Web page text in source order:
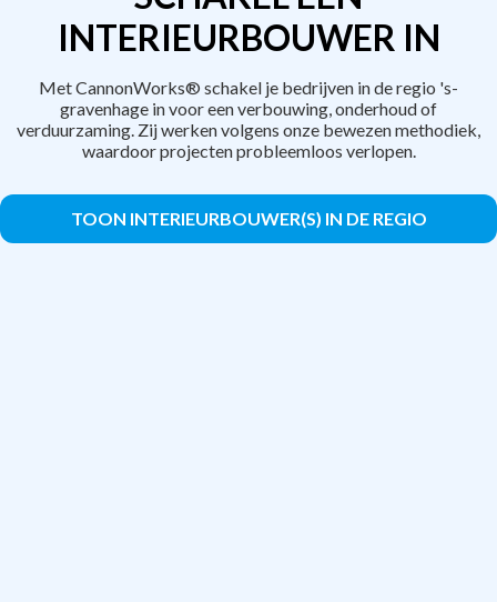
INTERIEURBOUWER IN
Met CannonWorks® schakel je bedrijven in de regio 's-
gravenhage in voor een verbouwing, onderhoud of
verduurzaming. Zij werken volgens onze bewezen methodiek,
waardoor projecten probleemloos verlopen.
TOON INTERIEURBOUWER(S) IN DE REGIO